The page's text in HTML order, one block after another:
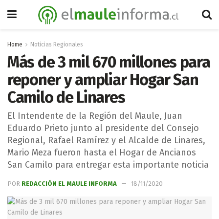
Home Noticias Regionales
Más de 3 mil 670 millones para
reponer y ampliar Hogar San
Camilo de Linares
El Intendente de la Región del Maule, Juan
Eduardo Prieto junto al presidente del Consejo
Regional, Rafael Ramírez y el Alcalde de Linares,
Mario Meza fueron hasta el Hogar de Ancianos
San Camilo para entregar esta importante noticia
POR REDACCIÓN EL MAULE INFORMA 18/11/2020